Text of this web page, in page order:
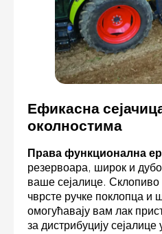
Ефикасна
околностима
Права функционална
резервоара, широк и
ваше сејалице.
чврсте ручке поклопца и
омогућавају вам лак
за дистрибуцију сејалице